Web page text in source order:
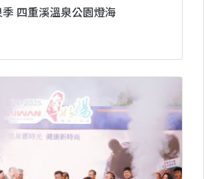
四重溪溫泉公園燈海